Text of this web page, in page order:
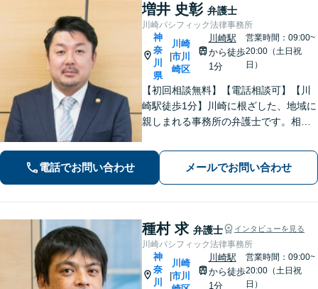
増井 史彰 弁護士
川崎パシフィック法律事務所
神
奈
川
県
|
川崎
市川
崎区
川崎駅
から徒歩
1分
営業時間：09:00~
20:00（土日祝
日）
【初回相談無料】【電話相談可】【川
崎駅徒歩1分】川崎に根ざした、地域に
親しまれる事務所の弁護士です。相
って対応致します。クチコミ・リピー
ターの方多数。お気軽にご相談くださ
い。
電話でお問い合わせ メールでお問い合わせ
種村 求 弁護士 インタビューを見る
川崎パシフィック法律事務所
神
奈
川
|
川崎
市川
川崎駅
から徒歩
1分
営業時間：09:00~
20:00（土日祝
日）